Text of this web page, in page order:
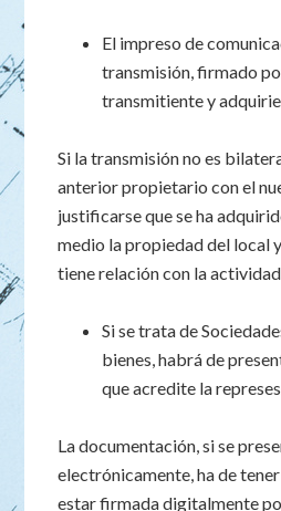
El impreso de
transmisión, firmado
transmitiente y
Si la transmisión no es
anterior propietario con el
justificarse que se ha
medio la propiedad del local
tiene relación con la
Si se trata de
bienes, habrá de
que acredite la
La documentación, si se
electrónicamente, ha de
estar firmada digitalmente